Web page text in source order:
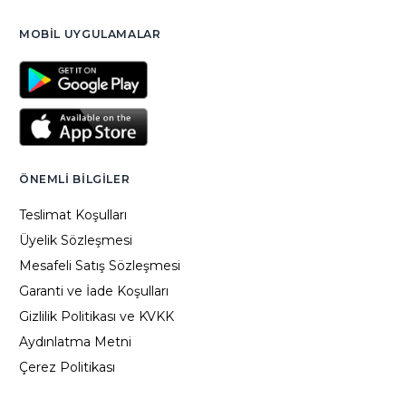
MOBIL UYGULAMALAR
ÖNEMLI BILGILER
Teslimat Koşulları
Üyelik Sözleşmesi
Mesafeli Satış Sözleşmesi
Garanti ve İade Koşulları
Gizlilik Politikası ve KVKK
Aydınlatma Metni
Çerez Politikası